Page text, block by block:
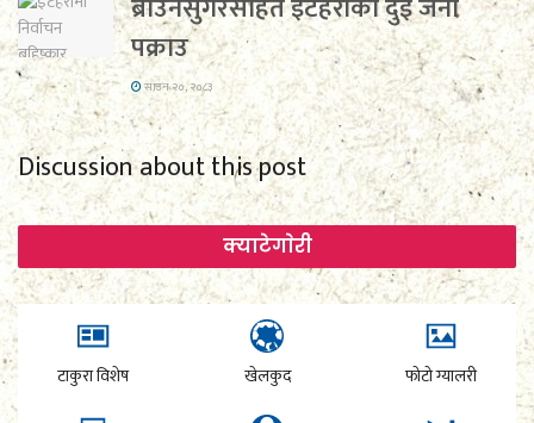
ब्राउनसुगरसहित इटहरीका दुई जना
पक्राउ
साउन २०, २०८३
Discussion about this post
क्याटेगाेरी
टाकुरा विशेष खेलकुद फोटो ग्यालरी